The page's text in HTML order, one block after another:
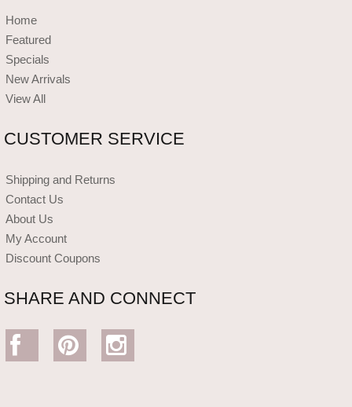
Home
Featured
Specials
New Arrivals
View All
CUSTOMER SERVICE
Shipping and Returns
Contact Us
About Us
My Account
Discount Coupons
SHARE AND CONNECT